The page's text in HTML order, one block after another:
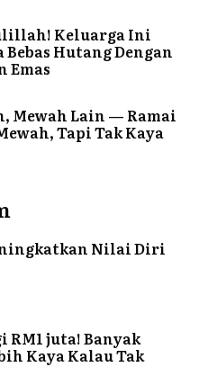
Keluarga Ini
Hutang Dengan
Emas
Mewah Lain — Ramai
Tapi Tak Kaya
Nilai Diri
RM1 juta! Banyak
Kaya Kalau Tak